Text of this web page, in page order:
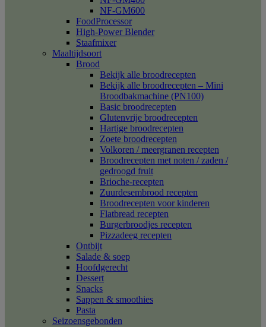
NF-GM600
FoodProcessor
High-Power Blender
Staafmixer
Maaltijdsoort
Brood
Bekijk alle broodrecepten
Bekijk alle broodrecepten – Mini
Broodbakmachine (PN100)
Basic broodrecepten
Glutenvrije broodrecepten
Hartige broodrecepten
Zoete broodrecepten
Volkoren / meergranen recepten
Broodrecepten met noten / zaden /
gedroogd fruit
Brioche-recepten
Zuurdesembrood recepten
Broodrecepten voor kinderen
Flatbread recepten
Burgerbroodjes recepten
Pizzadeeg recepten
Ontbijt
Salade & soep
Hoofdgerecht
Dessert
Snacks
Sappen & smoothies
Pasta
Seizoensgebonden